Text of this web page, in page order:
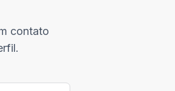
contato